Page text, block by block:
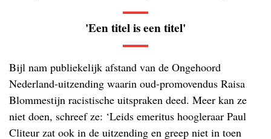
'Een titel is een titel'
Bijl nam publiekelijk afstand van de Ongehoord
Nederland-uitzending waarin oud-promovendus Raisa
Blommestijn racistische uitspraken deed. Meer kan ze
niet doen, schreef ze: ‘Leids emeritus hoogleraar Paul
Cliteur zat ook in de uitzending en greep niet in toen